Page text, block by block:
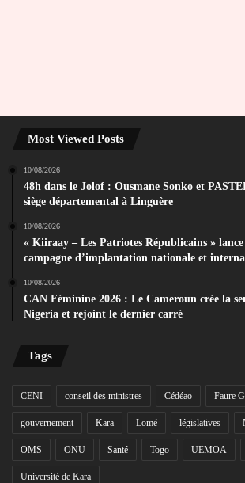
Most Viewed Posts
10/08/2026
48h dans le Jolof : Ousmane Sonko et
siège départemental à Linguère
10/08/2026
« Kiiraay – Les Patriotes Républicains » lance
campagne d’implantation nationale et
10/08/2026
CAN Féminine 2026 : Le Cameroun crée la
Nigeria et rejoint le dernier carré
Tags
CENI conseil des ministres Cédéao Faure
gouvernement Kara Lomé législatives
OMS ONU Santé Togo UEMOA
Université de Kara